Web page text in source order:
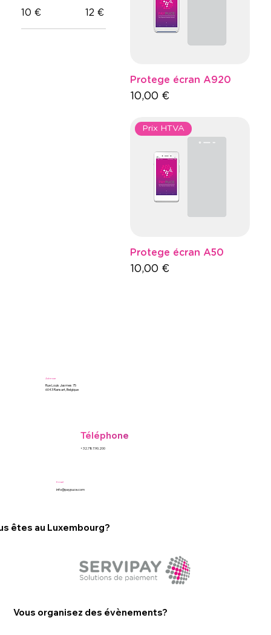
10 € 12 €
Protege écran A920
Prix
10,00 €
Prix HTVA
Protege écran A50
Prix
10,00 €
Email
info@paypuce.com
êtes au Luxembourg?
Vous organisez des évènements?
Adresse
Rue Louis Jasmes 75
6043 Ransart, Belgique
Téléphone
+32.787.90.200